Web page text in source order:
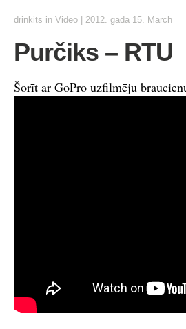
drinkits in Video 2012. gada 15. March
Purčiks – RTU
Šorīt ar GoPro uzfilmēju